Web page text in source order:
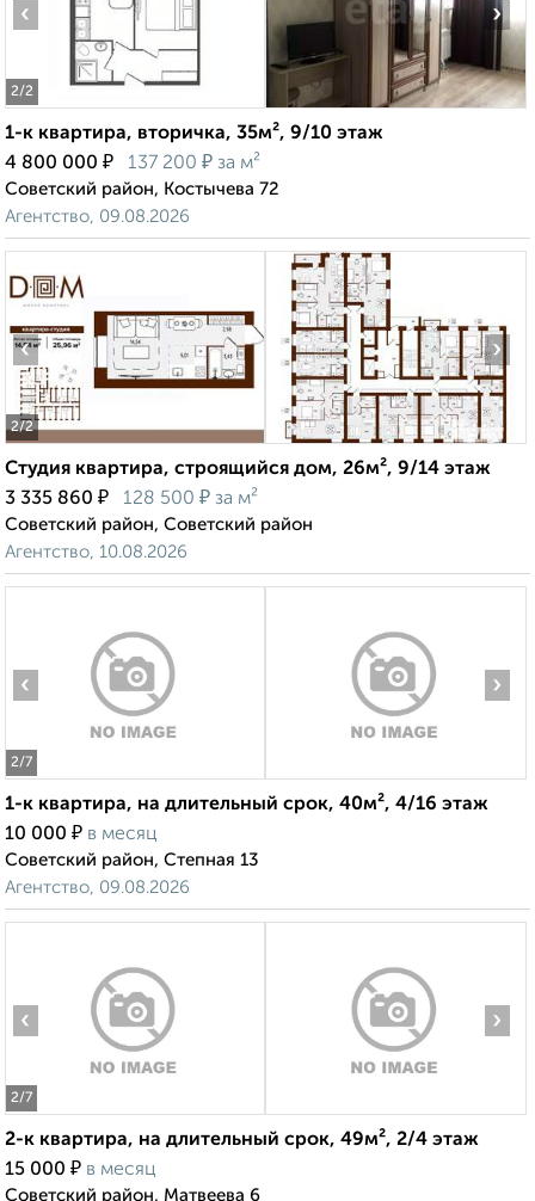
2/2
‹ ›
1-к квартира, вторичка, 35м², 9/10 этаж
4 800 000 ₽ 137 200 ₽ за м²
Советский район, Костычева 72
Агентство, 09.08.2026
2/2
‹ ›
Студия квартира, строящийся дом, 26м², 9/14 этаж
3 335 860 ₽ 128 500 ₽ за м²
Советский район, Советский район
Агентство, 10.08.2026
2/7
‹ ›
1-к квартира, на длительный срок, 40м², 4/16 этаж
10 000 ₽ в месяц
Советский район, Степная 13
Агентство, 09.08.2026
2/7
‹ ›
2-к квартира, на длительный срок, 49м², 2/4 этаж
15 000 ₽ в месяц
Советский район, Матвеева 6